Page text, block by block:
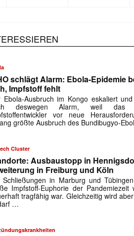
schlägt Alarm: Ebola-Epidemie
Impfstoff fehlt
Ebola-Ausbruch im Kongo eskaliert
deswegen Alarm, weil das
vor neue
größte Ausbruch des Bundibugyo-
Cluster
Ausbaustopp in
in Freiburg und Köln
Schließungen in Marburg und
Impfstoff-Euphorie der Pandemiezeit
tragfähig war. Gleichzeitig wird
…